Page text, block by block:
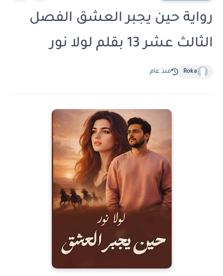
رواية حين يجبر العشق الفصل
الثالث عشر 13 بقلم لولا نور
Roka منذ عام